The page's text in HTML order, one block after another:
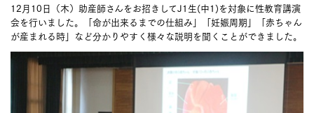
12月10日（木）助産師さんをお招きしてJ1生(中1)を対象に性教育講演
会を行いました。「命が出来るまでの仕組み」「妊娠周期」「赤ちゃん
が産まれる時」など分かりやすく様々な説明を聞くことができました。